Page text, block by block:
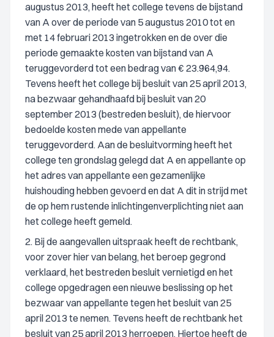
augustus 2013, heeft het college tevens de bijstand
van A over de periode van 5 augustus 2010 tot en
met 14 februari 2013 ingetrokken en de over die
periode gemaakte kosten van bijstand van A
teruggevorderd tot een bedrag van € 23.964,94.
Tevens heeft het college bij besluit van 25 april 2013,
na bezwaar gehandhaafd bij besluit van 20
september 2013 (bestreden besluit), de hiervoor
bedoelde kosten mede van appellante
teruggevorderd. Aan de besluitvorming heeft het
college ten grondslag gelegd dat A en appellante op
het adres van appellante een gezamenlijke
huishouding hebben gevoerd en dat A dit in strijd met
de op hem rustende inlichtingenverplichting niet aan
het college heeft gemeld.
2. Bij de aangevallen uitspraak heeft de rechtbank,
voor zover hier van belang, het beroep gegrond
verklaard, het bestreden besluit vernietigd en het
college opgedragen een nieuwe beslissing op het
bezwaar van appellante tegen het besluit van 25
april 2013 te nemen. Tevens heeft de rechtbank het
besluit van 25 april 2013 herroepen. Hiertoe heeft de